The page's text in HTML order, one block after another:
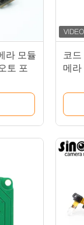
라 모듈
토 포
코드
메라